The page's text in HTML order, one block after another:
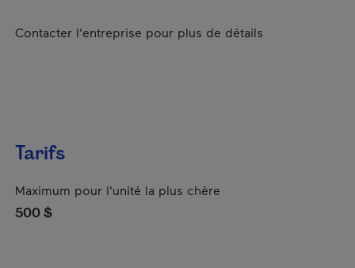
Contacter l'entreprise pour plus de détails
Tarifs
Maximum pour l'unité la plus chère
500 $